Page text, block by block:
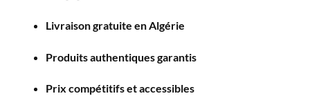
Livraison gratuite en Algérie
Produits authentiques garantis
Prix compétitifs et accessibles